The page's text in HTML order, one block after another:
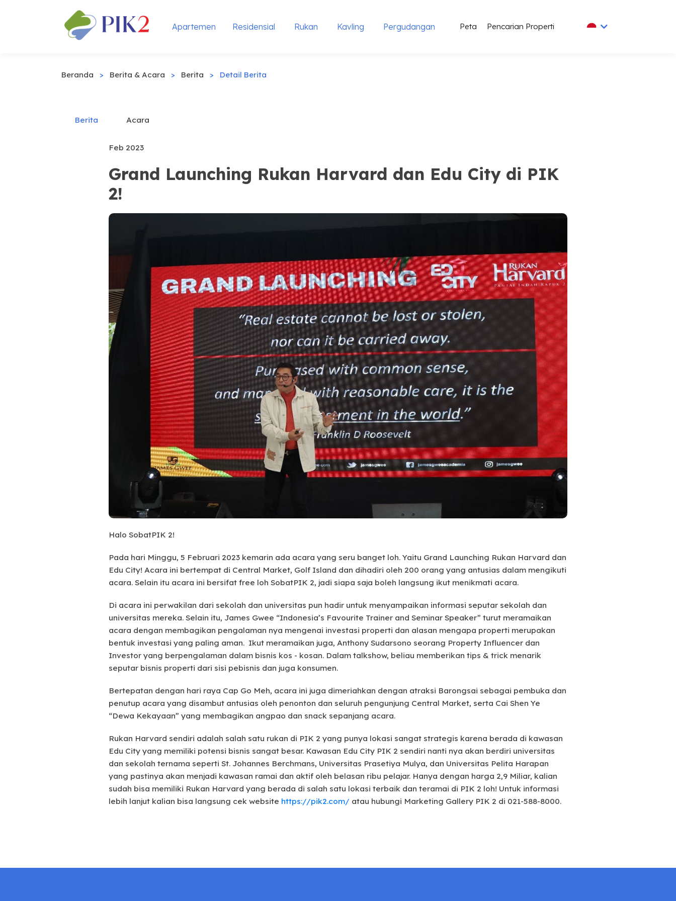
Apartemen Residensial Rukan Kavling Pergudangan Peta Pencarian Properti
Beranda > Berita & Acara > Berita > Detail Berita
Berita Acara
Feb 2023
Grand Launching Rukan Harvard dan Edu City di PIK
2!
Halo SobatPIK 2!
Pada hari Minggu, 5 Februari 2023 kemarin ada acara yang seru banget loh. Yaitu Grand Launching Rukan Harvard dan
Edu City! Acara ini bertempat di Central Market, Golf Island dan dihadiri oleh 200 orang yang antusias dalam mengikuti
acara. Selain itu acara ini bersifat free loh SobatPIK 2, jadi siapa saja boleh langsung ikut menikmati acara.
Di acara ini perwakilan dari sekolah dan universitas pun hadir untuk menyampaikan informasi seputar sekolah dan
universitas mereka. Selain itu, James Gwee “Indonesia’s Favourite Trainer and Seminar Speaker” turut meramaikan
acara dengan membagikan pengalaman nya mengenai investasi properti dan alasan mengapa properti merupakan
bentuk investasi yang paling aman. Ikut meramaikan juga, Anthony Sudarsono seorang Property Influencer dan
Investor yang berpengalaman dalam bisnis kos - kosan. Dalam talkshow, beliau memberikan tips & trick menarik
seputar bisnis properti dari sisi pebisnis dan juga konsumen.
Bertepatan dengan hari raya Cap Go Meh, acara ini juga dimeriahkan dengan atraksi Barongsai sebagai pembuka dan
penutup acara yang disambut antusias oleh penonton dan seluruh pengunjung Central Market, serta Cai Shen Ye
“Dewa Kekayaan” yang membagikan angpao dan snack sepanjang acara.
Rukan Harvard sendiri adalah salah satu rukan di PIK 2 yang punya lokasi sangat strategis karena berada di kawasan
Edu City yang memiliki potensi bisnis sangat besar. Kawasan Edu City PIK 2 sendiri nanti nya akan berdiri universitas
dan sekolah ternama seperti St. Johannes Berchmans, Universitas Prasetiya Mulya, dan Universitas Pelita Harapan
yang pastinya akan menjadi kawasan ramai dan aktif oleh belasan ribu pelajar. Hanya dengan harga 2,9 Miliar, kalian
sudah bisa memiliki Rukan Harvard yang berada di salah satu lokasi terbaik dan teramai di PIK 2 loh! Untuk informasi
lebih lanjut kalian bisa langsung cek website https://pik2.com/ atau hubungi Marketing Gallery PIK 2 di 021-588-8000.